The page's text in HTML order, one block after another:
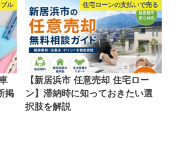
ル
掲
住宅ローンの支払いで売る
【新居浜市 任意売却 住宅ロー
ン】滞納時に知っておきたい選
択肢を解説